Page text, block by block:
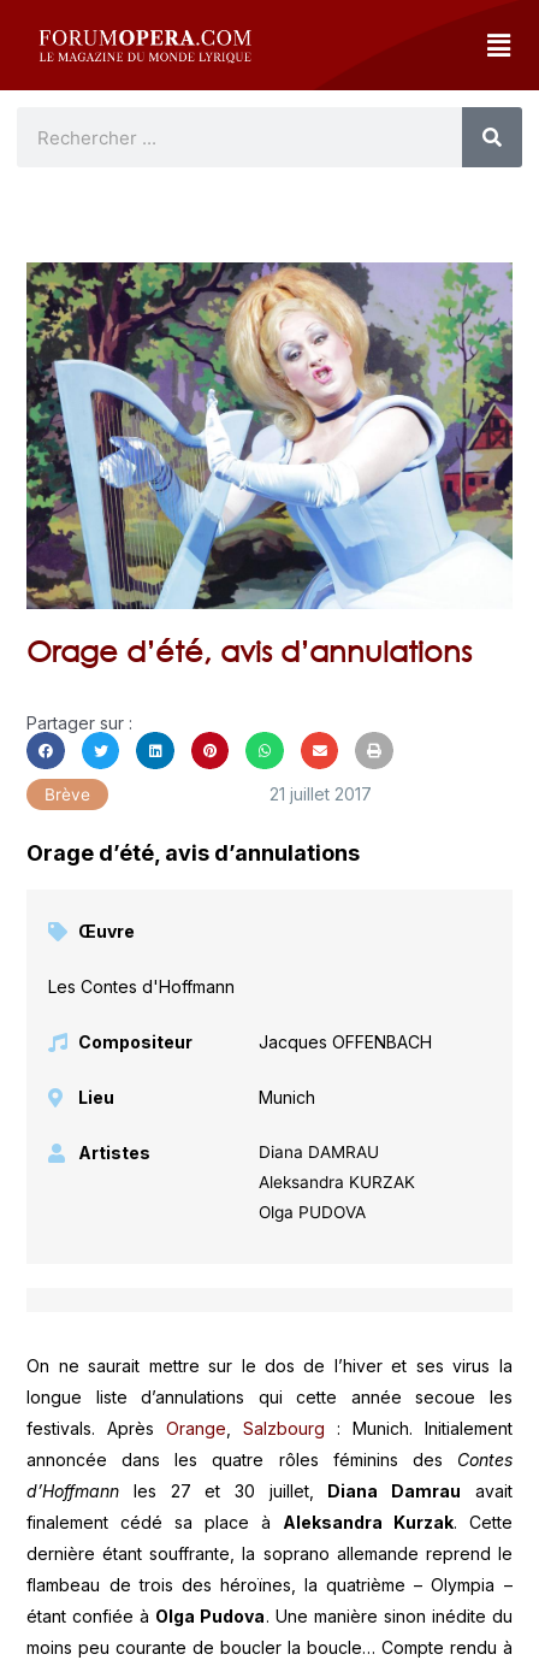
Orage d’été, avis d’annulations
Partager sur :
Brève 21 juillet 2017
Orage d’été, avis d’annulations
Œuvre
Les Contes d'Hoffmann
Compositeur Jacques OFFENBACH
Lieu Munich
Artistes
Diana DAMRAU
Aleksandra KURZAK
Olga PUDOVA
On ne saurait mettre sur le dos de l’hiver et ses virus la
longue liste d’annulations qui cette année secoue les
festivals. AprèsOrange ,Salzbourg : Munich. Initialement
annoncée dans les quatre rôles féminins des Contes
d’Hoffmann les 27 et 30 juillet, Diana Damrau avait
finalement cédé sa place à Aleksandra Kurzak. Cette
dernière étant souffrante, la soprano allemande reprend le
flambeau de trois des héroïnes, la quatrième – Olympia –
étant confiée à Olga Pudova. Une manière sinon inédite du
moins peu courante de boucler la boucle… Compte rendu à